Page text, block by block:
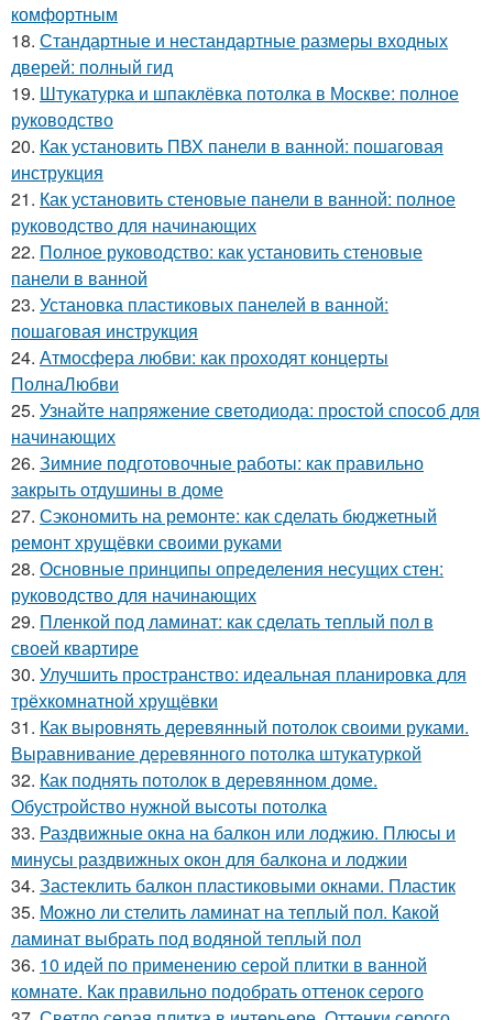
комфортным
18. Стандартные и нестандартные размеры входных
дверей: полный гид
19. Штукатурка и шпаклёвка потолка в Москве: полное
руководство
20. Как установить ПВХ панели в ванной: пошаговая
инструкция
21. Как установить стеновые панели в ванной: полное
руководство для начинающих
22. Полное руководство: как установить стеновые
панели в ванной
23. Установка пластиковых панелей в ванной:
пошаговая инструкция
24. Атмосфера любви: как проходят концерты
ПолнаЛюбви
25. Узнайте напряжение светодиода: простой способ для
начинающих
26. Зимние подготовочные работы: как правильно
закрыть отдушины в доме
27. Сэкономить на ремонте: как сделать бюджетный
ремонт хрущёвки своими руками
28. Основные принципы определения несущих стен:
руководство для начинающих
29. Пленкой под ламинат: как сделать теплый пол в
своей квартире
30. Улучшить пространство: идеальная планировка для
трёхкомнатной хрущёвки
31. Как выровнять деревянный потолок своими руками.
Выравнивание деревянного потолка штукатуркой
32. Как поднять потолок в деревянном доме.
Обустройство нужной высоты потолка
33. Раздвижные окна на балкон или лоджию. Плюсы и
минусы раздвижных окон для балкона и лоджии
34. Застеклить балкон пластиковыми окнами. Пластик
35. Можно ли стелить ламинат на теплый пол. Какой
ламинат выбрать под водяной теплый пол
36. 10 идей по применению серой плитки в ванной
комнате. Как правильно подобрать оттенок серого